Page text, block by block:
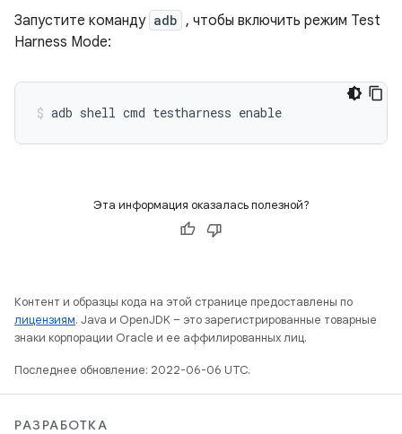
Запустите команду adb , чтобы включить режим Test
Harness Mode:
adb shell cmd testharness enable
Эта информация оказалась полезной?
Контент и образцы кода на этой странице предоставлены по
лицензиям. Java и OpenJDK – это зарегистрированные товарные
знаки корпорации Oracle и ее аффилированных лиц.
Последнее обновление: 2022-06-06 UTC.
РАЗРАБОТКА